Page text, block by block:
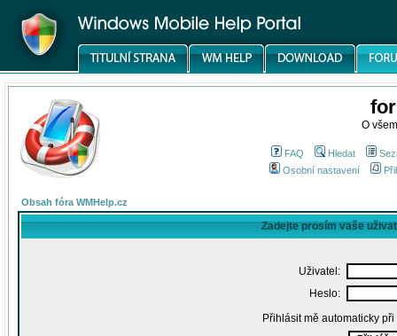
O
FAQ Hledat
Osobní nastavení
Obsah fóra WMHelp.cz
Zadejte prosím vaše
Uživatel:
Heslo:
Přihlásit mě automaticky